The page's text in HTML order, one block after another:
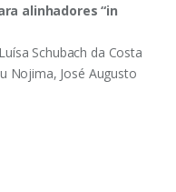
alinhadores “in
Schubach da Costa
Nojima, José Augusto